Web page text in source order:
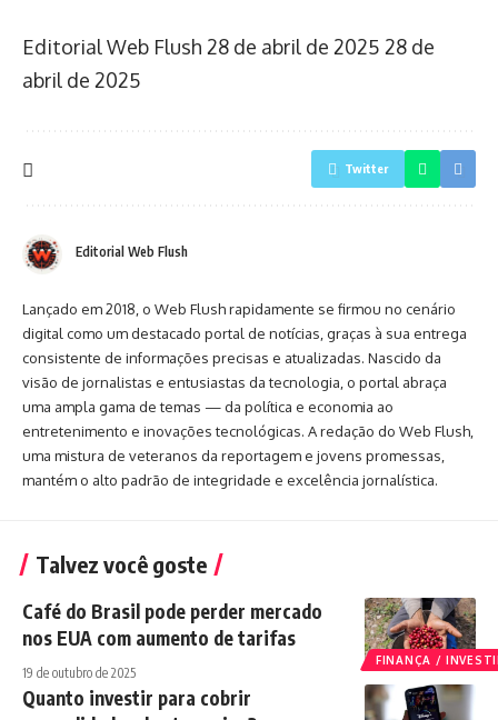
Editorial Web Flush 28 de abril de 2025 28 de
abril de 2025
Twitter
Editorial Web Flush
Lançado em 2018, o Web Flush rapidamente se firmou no cenário
digital como um destacado portal de notícias, graças à sua entrega
consistente de informações precisas e atualizadas. Nascido da
visão de jornalistas e entusiastas da tecnologia, o portal abraça
uma ampla gama de temas — da política e economia ao
entretenimento e inovações tecnológicas. A redação do Web Flush,
uma mistura de veteranos da reportagem e jovens promessas,
mantém o alto padrão de integridade e excelência jornalística.
Talvez você goste
FINANÇA /
Café do Brasil pode perder mercado
nos EUA com aumento de tarifas
19 de outubro de 2025
Quanto investir para cobrir